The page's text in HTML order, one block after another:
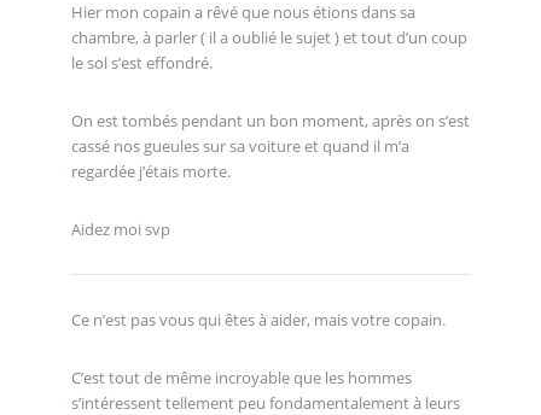
Hier mon copain a rêvé que nous étions dans sa
chambre, à parler ( il a oublié le sujet ) et tout d’un coup
le sol s’est effondré.
On est tombés pendant un bon moment, après on s’est
cassé nos gueules sur sa voiture et quand il m’a
regardée j’étais morte.
Aidez moi svp
Ce n’est pas vous qui êtes à aider, mais votre copain.
C’est tout de même incroyable que les hommes
s’intéressent tellement peu fondamentalement à leurs